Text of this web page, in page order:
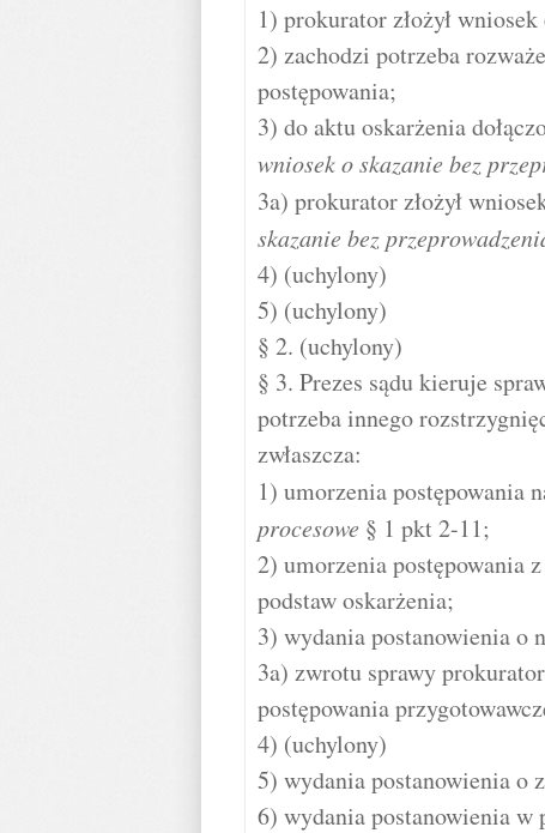
1) prokurator złożył
2) zachodzi potrzeba
postępowania;
3) do aktu oskarżenia
wniosek o skazanie bez
3a) prokurator złożył
skazanie bez
4) (uchylony)
5) (uchylony)
§ 2. (uchylony)
§ 3. Prezes sądu kieruje
potrzeba innego
zwłaszcza:
1) umorzenia postępowania
procesowe § 1 pkt 2-11;
2) umorzenia postępowania
podstaw oskarżenia;
3) wydania postanowienia o
3a) zwrotu sprawy
postępowania
4) (uchylony)
5) wydania postanowienia o
6) wydania postanowienia w